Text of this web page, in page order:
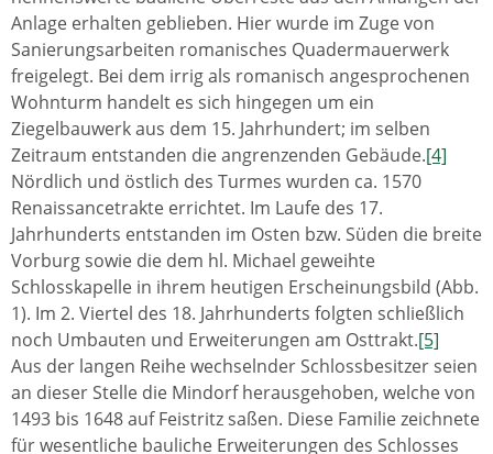
Anlage erhalten geblieben. Hier wurde im Zuge von
Sanierungsarbeiten romanisches Quadermauerwerk
freigelegt. Bei dem irrig als romanisch angesprochenen
Wohnturm handelt es sich hingegen um ein
Ziegelbauwerk aus dem 15. Jahrhundert; im selben
Zeitraum entstanden die angrenzenden Gebäude.[4]
Nördlich und östlich des Turmes wurden ca. 1570
Renaissancetrakte errichtet. Im Laufe des 17.
Jahrhunderts entstanden im Osten bzw. Süden die breite
Vorburg sowie die dem hl. Michael geweihte
Schlosskapelle in ihrem heutigen Erscheinungsbild (Abb.
1). Im 2. Viertel des 18. Jahrhunderts folgten schließlich
noch Umbauten und Erweiterungen am Osttrakt.[5]
Aus der langen Reihe wechselnder Schlossbesitzer seien
an dieser Stelle die Mindorf herausgehoben, welche von
1493 bis 1648 auf Feistritz saßen. Diese Familie zeichnete
für wesentliche bauliche Erweiterungen des Schlosses